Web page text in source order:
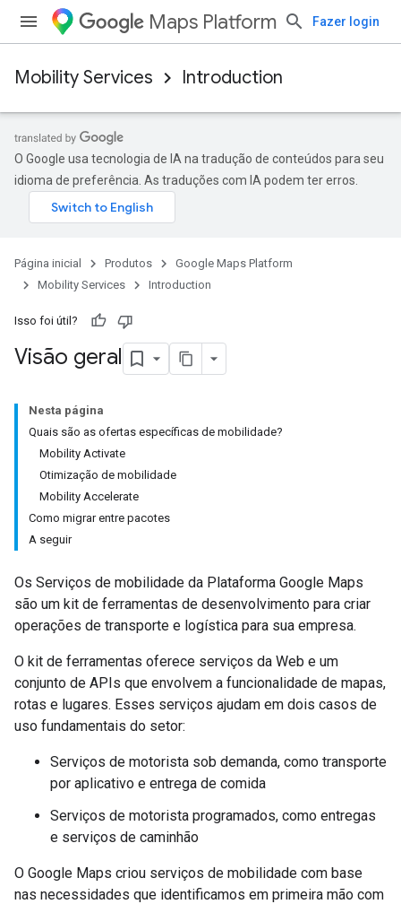
Maps Platform Fazer login
Mobility Services Introduction
O Google usa tecnologia de IA na tradução de conteúdos para seu
idioma de preferência. As traduções com IA podem ter erros.
Página inicial Produtos
Google Maps Platform
Mobility Services
Introduction
Isso foi útil?
Visão geral
Nesta página
Quais são as ofertas específicas de mobilidade?
Mobility Activate
Otimização de mobilidade
Mobility Accelerate
Como migrar entre pacotes
A seguir
Os Serviços de mobilidade da Plataforma Google Maps
são um kit de ferramentas de desenvolvimento para criar
operações de transporte e logística para sua empresa.
O kit de ferramentas oferece serviços da Web e um
conjunto de APIs que envolvem a funcionalidade de mapas,
rotas e lugares. Esses serviços ajudam em dois casos de
uso fundamentais do setor:
Serviços de motorista sob demanda, como transporte
por aplicativo e entrega de comida
Serviços de motorista programados, como entregas
e serviços de caminhão
O Google Maps criou serviços de mobilidade com base
nas necessidades que identificamos em primeira mão com